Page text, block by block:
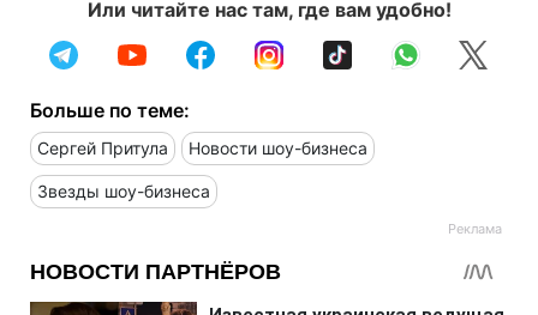
Или читайте нас там, где вам удобно!
Больше по теме:
Сергей Притула Новости шоу-бизнеса
Звезды шоу-бизнеса